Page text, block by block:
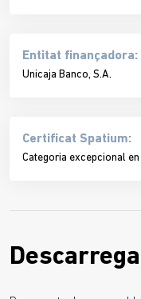
Entitat finançadora:
Unicaja Banco, S.A.
Certificat Spatium:
Categoria excepcional